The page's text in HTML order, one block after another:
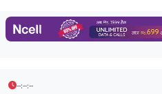
--:--:--